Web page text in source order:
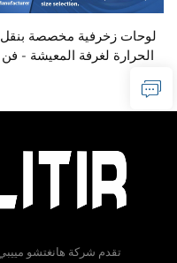
لوحات زخرفية مخصصة بنقل
الحرارة لغرفة المعيشة - فن
لوحات جدارية منسوجة بدون
فواصل لرسومات المناظر
المكاتب